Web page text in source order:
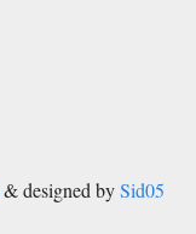
& designed bySid05